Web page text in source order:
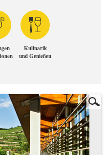
Kulinarik
und Genießen